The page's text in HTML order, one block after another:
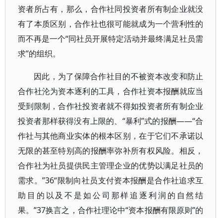
资者所占有，那么，合作社同投资者所有制企业就没
有了本质区别，合作社也很可能就成为一个营利性的
而不再是一个“同社员开展特定活动并最终满足社员需
求”的组织。
因此，为了保障合作社目的不被资本改变和防止
合作社沦为资本逐利的工具，合作社资本报酬就应当
受到限制，合作社投资者就不得如投资者所有制企业
投资者那样获得没有上限的、“暴利”式的报酬——“合
作社与其他商业实体的根本区别，在于它们不承诺以
无限的甚至特别高的报酬率弥补所有权风险。相反，
合作社为社员提供民主管理企业的优势以满足社员的
需求。”36“限制向社员支付资本报酬是合作社追求互
助目的以及不是如公司那样追逐利润的自然结
果。”37换言之，合作社理论中“资本报酬有限原则”的